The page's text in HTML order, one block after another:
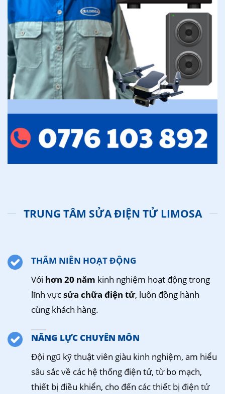
TRUNG TÂM SỬA ĐIỆN TỬ LIMOSA
THÂM NIÊN HOẠT ĐỘNG
Với hơn 20 năm kinh nghiệm hoạt động trong
lĩnh vựcsửa chữa điện tử, luôn đồng hành
cùng khách hàng.
NĂNG LỰC CHUYÊN MÔN
Đội ngũ kỹ thuật viên giàu kinh nghiệm, am hiểu
sâu sắc về các hệ thống điện tử, từ bo mạch,
thiết bị điều khiển, cho đến các thiết bị điện tử